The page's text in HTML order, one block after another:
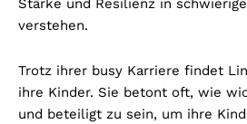
Stärke und Resilienz in
verstehen.
Trotz ihrer busy Karriere findet
ihre Kinder. Sie betont oft, wie
und beteiligt zu sein, um ihre